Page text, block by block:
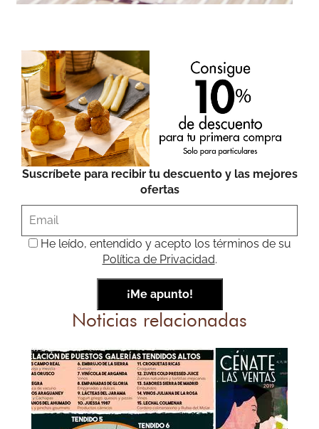
Suscríbete para recibir tu descuento y las mejores
ofertas
He leído, entendido y acepto los términos de su
Política de Privacidad.
Noticias relacionadas